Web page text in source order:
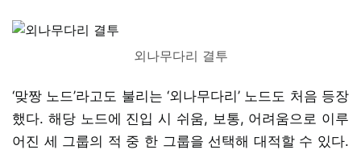
외나무다리 결투
‘맞짱 노드’라고도 불리는 ‘외나무다리’ 노드도 처음 등장
했다. 해당 노드에 진입 시 쉬움, 보통, 어려움으로 이루
어진 세 그룹의 적 중 한 그룹을 선택해 대적할 수 있다.